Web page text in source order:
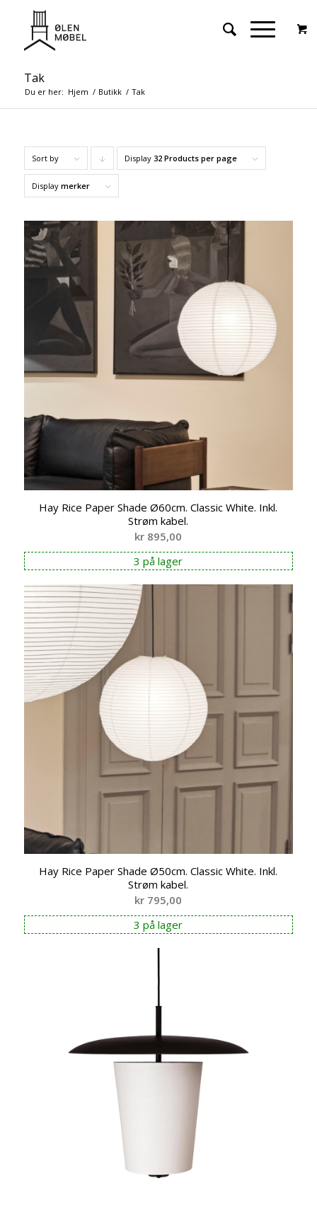
Tak
Du er her: Hjem / Butikk / Tak
Sort by Click
products
descending
Display 32 Products per page
Display merker
Hay Rice Paper Shade Ø60cm. Classic White. Inkl.
Strøm kabel.
kr 895,00
3 på lager
Hay Rice Paper Shade Ø50cm. Classic White. Inkl.
Strøm kabel.
kr 795,00
3 på lager